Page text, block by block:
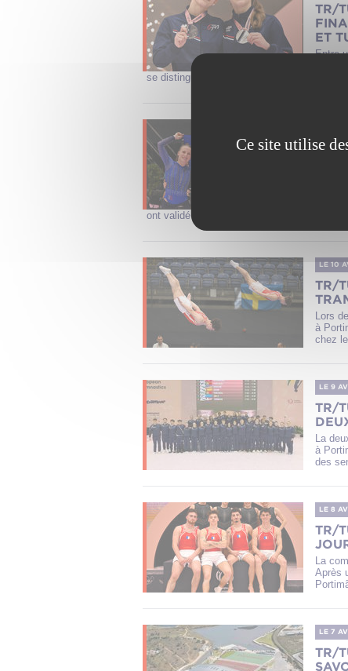
TR/
ET
Entre
se distinguer. Avec une médaille d’argent en
TR/
ont validé leur ticket pour les finales de
LE 10
TR/
Lors
à
chez
LE 9
TR/
La
à
des
LE 8
TR/
La
Après
LE 7
TR/
Ce site utilise